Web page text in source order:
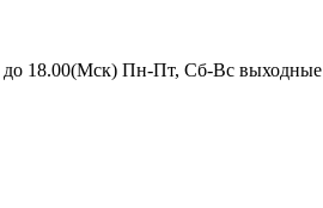
до 18.00(Мск) Пн-Пт, Сб-Вс выходные